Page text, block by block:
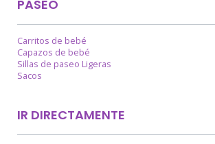
PASEO
Carritos de bebé
Capazos de bebé
Sillas de paseo Ligeras
Sacos
IR DIRECTAMENTE